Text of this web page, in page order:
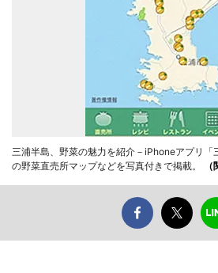
三浦半島、野菜の魅力を紹介－iPhoneアプリ「
の野菜直売所マップなどを写真付きで掲載。